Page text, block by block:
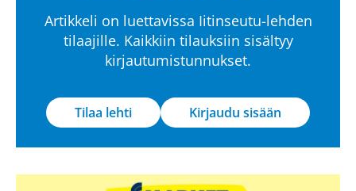
Artikkeli on luettavissa Iitinseutu-lehden
tilaajille. Kaikkiin tilauksiin sisältyy
kirjautumistunnukset.
Tilaa lehti Kirjaudu sisään